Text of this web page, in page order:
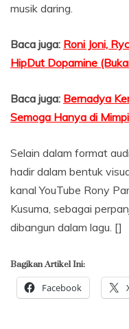
musik daring.
Baca juga: Roni Joni,
HipDut Dopamine
Baca juga: Bernadya
Semoga Hanya di Mimpi
Selain dalam format
hadir dalam bentuk
kanal YouTube Rony
Kusuma, sebagai
dibangun dalam lagu. []
Bagikan Artikel Ini:
Facebook